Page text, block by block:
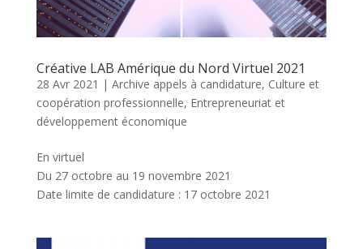
Créative LAB Amérique du Nord Virtuel 2021
28 Avr 2021 | Archive appels à candidature, Culture et
coopération professionnelle, Entrepreneuriat et
développement économique
En virtuel
Du 27 octobre au 19 novembre 2021
Date limite de candidature : 17 octobre 2021